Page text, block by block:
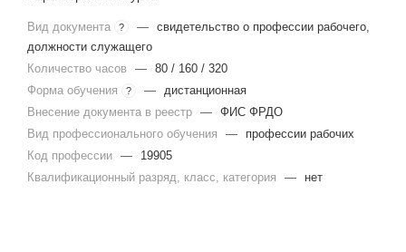
Вид документа ? — свидетельство о профессии рабочего,
должности служащего
Количество часов
— 80 / 160 / 320
Форма обучения
? —
дистанционная
Внесение документа в реестр — ФИС ФРДО
Вид профессионального обучения
—
профессии рабочих
Код профессии —
19905
Квалификационный разряд, класс, категория
— нет